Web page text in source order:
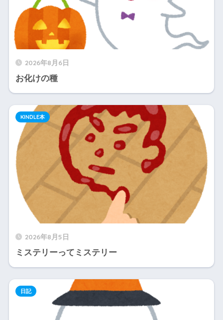
2026年8月6日
お化けの種
2026年8月5日
ミステリーってミステリー
KINDLE本
日記